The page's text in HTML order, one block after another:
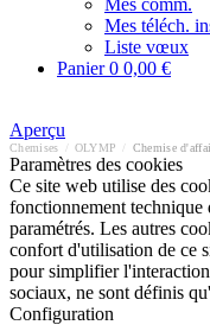
Mes comm.
Mes téléch.
Liste vœux
Panier0 0,00 €
Aperçu
Chemises OLYMP Chemise
Paramètres des cookies
Ce site web utilise des
fonctionnement
paramétrés. Les autres
confort d'utilisation de ce
pour simplifier
sociaux, ne sont définis
Configuration